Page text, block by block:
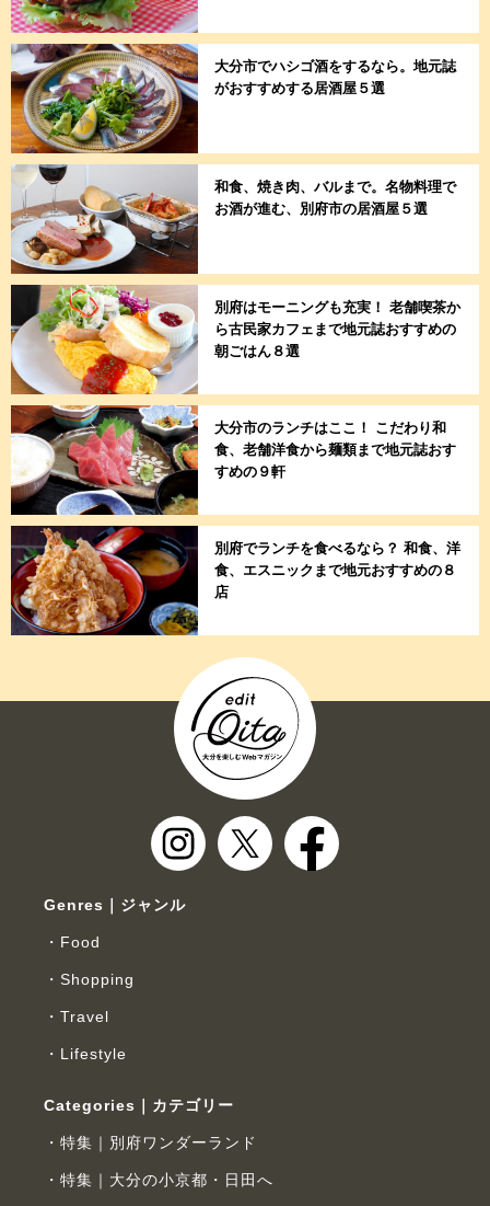
大分市でハシゴ酒をするなら。地元誌
がおすすめする居酒屋５選
和食、焼き肉、バルまで。名物料理で
お酒が進む、別府市の居酒屋５選
別府はモーニングも充実！ 老舗喫茶か
ら古民家カフェまで地元誌おすすめの
朝ごはん８選
大分市のランチはここ！ こだわり和
食、老舗洋食から麺類まで地元誌おす
すめの９軒
別府でランチを食べるなら？ 和食、洋
食、エスニックまで地元おすすめの８
店
Genres｜ジャンル
Food
Shopping
Travel
Lifestyle
Categories｜カテゴリー
特集｜別府ワンダーランド
特集｜大分の小京都・日田へ